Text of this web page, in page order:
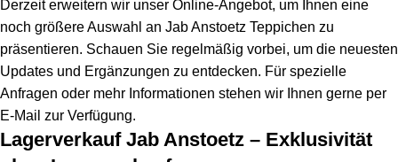
Derzeit erweitern wir unser Online-Angebot, um Ihnen eine
noch größere Auswahl an Jab Anstoetz Teppichen zu
präsentieren. Schauen Sie regelmäßig vorbei, um die neuesten
Updates und Ergänzungen zu entdecken. Für spezielle
Anfragen oder mehr Informationen stehen wir Ihnen gerne per
E-Mail zur Verfügung.
Lagerverkauf Jab Anstoetz – Exklusivität